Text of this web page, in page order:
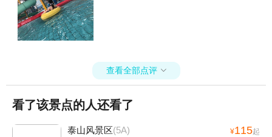
查看全部点评 
看了该景点的人还看了
泰山风景区(5A) ¥115起